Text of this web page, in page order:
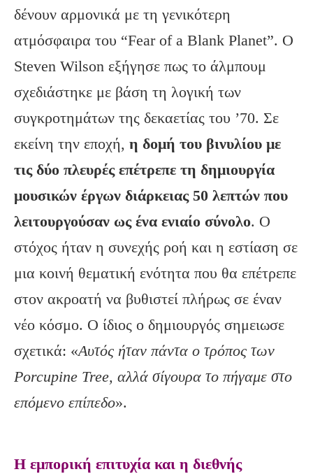
δένουν αρμονικά με τη γενικότερη
ατμόσφαιρα του “Fear of a Blank Planet”. Ο
Steven Wilson εξήγησε πως το άλμπουμ
σχεδιάστηκε με βάση τη λογική των
συγκροτημάτων της δεκαετίας του ’70. Σε
εκείνη την εποχή, η δομή του βινυλίου με
τις δύο πλευρές επέτρεπε τη δημιουργία
μουσικών έργων διάρκειας 50 λεπτών που
λειτουργούσαν ως ένα ενιαίο σύνολο. Ο
στόχος ήταν η συνεχής ροή και η εστίαση σε
μια κοινή θεματική ενότητα που θα επέτρεπε
στον ακροατή να βυθιστεί πλήρως σε έναν
νέο κόσμο. Ο ίδιος ο δημιουργός σημειωσε
σχετικά: «Αυτός ήταν πάντα ο τρόπος των
Porcupine Tree, αλλά σίγουρα το πήγαμε στο
επόμενο επίπεδο».
Η εμπορική επιτυχία και η διεθνής